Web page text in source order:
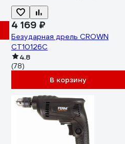
4 169 ₽
Безударная дрель CROWN
CT10126C
4.8
(78)
В корзину